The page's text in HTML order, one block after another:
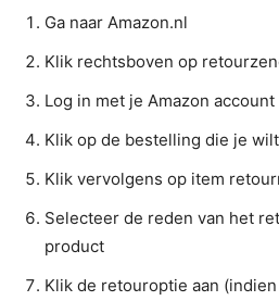
Ga naar Amazon.nl
Klik rechtsboven op
Log in met je Amazon account
Klik op de bestelling die je
Klik vervolgens op item
Selecteer de reden van het
product
Klik de retouroptie aan